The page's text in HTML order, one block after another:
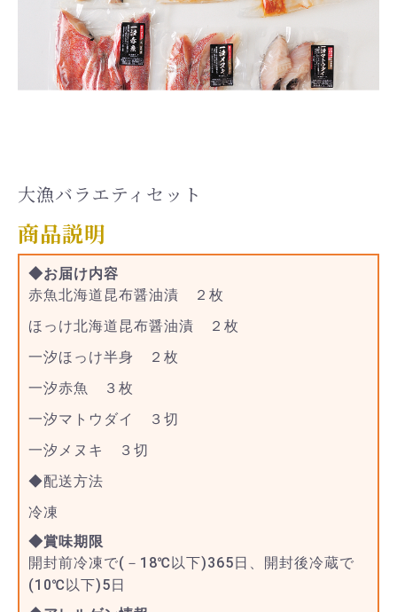
大漁バラエティセット
商品説明
◆お届け内容
赤魚北海道昆布醤油漬 ２枚
ほっけ北海道昆布醤油漬 ２枚
一汐ほっけ半身 ２枚
一汐赤魚 ３枚
一汐マトウダイ ３切
一汐メヌキ ３切
◆配送方法
冷凍
◆賞味期限
開封前冷凍で(－18℃以下)365日、開封後冷蔵で
(10℃以下)5日